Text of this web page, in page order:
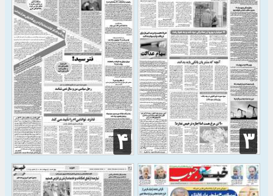
۳ ۴